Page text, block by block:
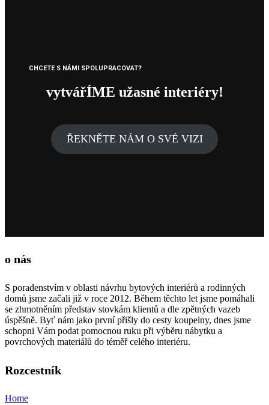
CHCETE S NÁMI SPOLUPRACOVAT?
vytvářÍME užasné interiéry!
ŘEKNĚTE NÁM O SVÉ VIZI
o nás
S poradenstvím v oblasti návrhu bytových interiérů a rodinných
domů jsme začali již v roce 2012. Během těchto let jsme pomáhali
se zhmotněním představ stovkám klientů a dle zpětných vazeb
úspěšně. Byť nám jako první přišly do cesty koupelny, dnes jsme
schopni Vám podat pomocnou ruku při výběru nábytku a
povrchových materiálů do téměř celého interiéru.
Rozcestník
Home